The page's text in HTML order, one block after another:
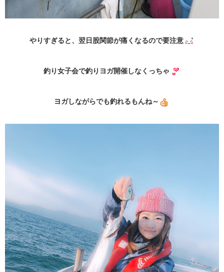
やりすぎると、翌日股関節が痛くなるので要注意
釣り女子会で釣りヨガ開催しなくっちゃ
ヨガしながらでも釣れるもんね～